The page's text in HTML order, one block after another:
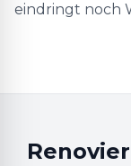
eindringt noch